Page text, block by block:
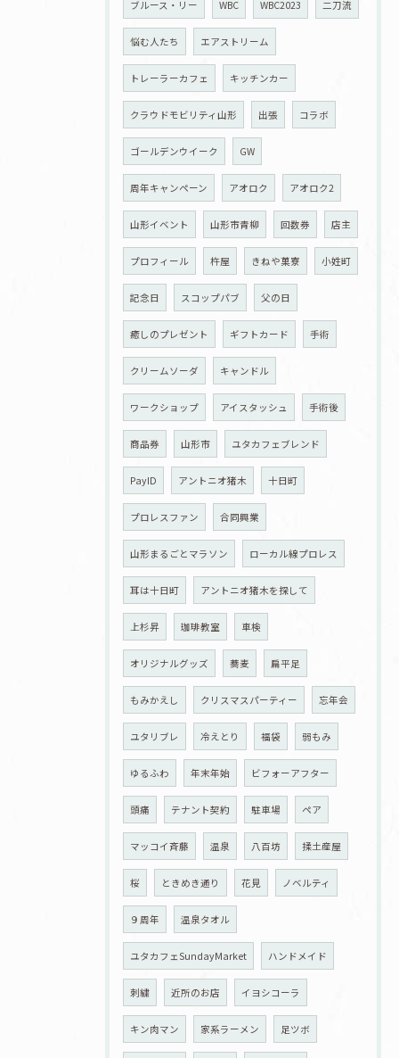
ブルース・リー WBC WBC2023 二刀流
悩む人たち エアストリーム
トレーラーカフェ キッチンカー
クラウドモビリティ山形 出張 コラボ
ゴールデンウイーク GW
周年キャンペーン アオロク アオロク2
山形イベント 山形市青柳 回数券 店主
プロフィール 杵屋 きねや菓寮 小姓町
記念日 スコップパブ 父の日
癒しのプレゼント ギフトカード 手術
クリームソーダ キャンドル
ワークショップ アイスタッシュ 手術後
商品券 山形市 ユタカフェブレンド
PayID アントニオ猪木 十日町
プロレスファン 合同興業
山形まるごとマラソン ローカル線プロレス
耳は十日町 アントニオ猪木を探して
上杉昇 珈琲教室 車検
オリジナルグッズ 蕎麦 扁平足
もみかえし クリスマスパーティー 忘年会
ユタリブレ 冷えとり 福袋 弱もみ
ゆるふわ 年末年始 ビフォーアフター
頭痛 テナント契約 駐車場 ペア
マッコイ斉藤 温泉 八百坊 揉土産屋
桜 ときめき通り 花見 ノベルティ
９周年 温泉タオル
ユタカフェSundayMarket ハンドメイド
刺繍 近所のお店 イヨシコーラ
キン肉マン 家系ラーメン 足ツボ